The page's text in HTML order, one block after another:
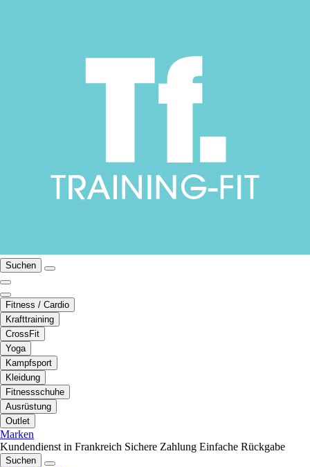
Suchen
Fitness / Cardio
Krafttraining
CrossFit
Yoga
Kampfsport
Kleidung
Fitnessschuhe
Ausrüstung
Outlet
Marken
Kundendienst in Frankreich Sichere Zahlung Einfache Rückgabe
Suchen